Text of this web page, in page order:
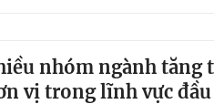
nhóm ngành tăng
vị trong lĩnh vực